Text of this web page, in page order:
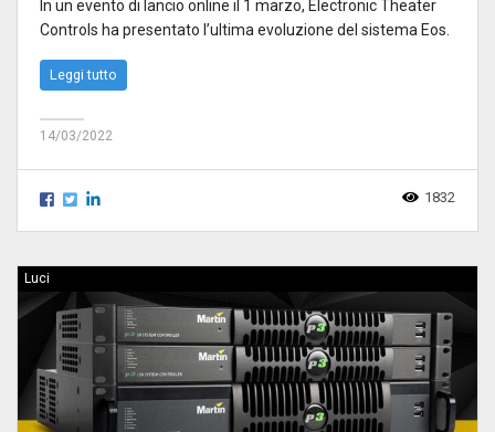
In un evento di lancio online il 1 marzo, Electronic Theater
Controls ha presentato l’ultima evoluzione del sistema Eos.
Leggi tutto
14/03/2022
1832
Luci